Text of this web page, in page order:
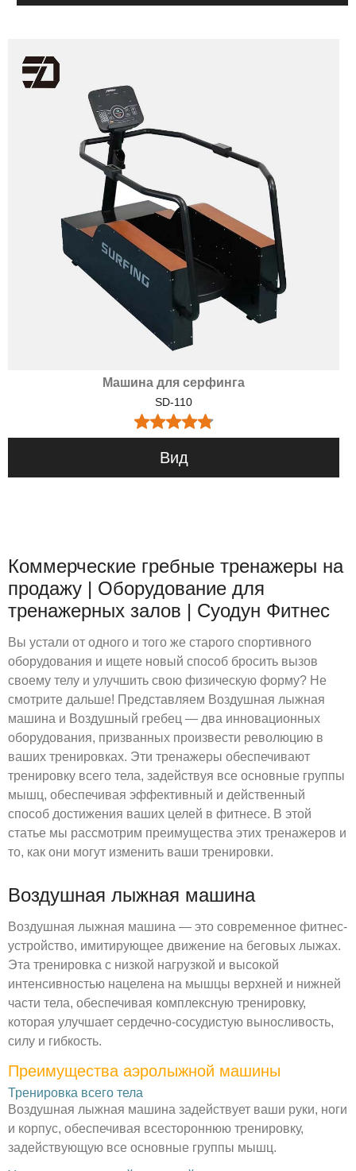
Машина для серфинга
SD-110
Вид
Коммерческие гребные тренажеры на
продажу | Оборудование для
тренажерных залов | Суодун Фитнес
Вы устали от одного и того же старого спортивного
оборудования и ищете новый способ бросить вызов
своему телу и улучшить свою физическую форму? Не
смотрите дальше! Представляем Воздушная лыжная
машина и Воздушный гребец — два инновационных
оборудования, призванных произвести революцию в
ваших тренировках. Эти тренажеры обеспечивают
тренировку всего тела, задействуя все основные группы
мышц, обеспечивая эффективный и действенный
способ достижения ваших целей в фитнесе. В этой
статье мы рассмотрим преимущества этих тренажеров и
то, как они могут изменить ваши тренировки.
Воздушная лыжная машина
Воздушная лыжная машина — это современное фитнес-
устройство, имитирующее движение на беговых лыжах.
Эта тренировка с низкой нагрузкой и высокой
интенсивностью нацелена на мышцы верхней и нижней
части тела, обеспечивая комплексную тренировку,
которая улучшает сердечно-сосудистую выносливость,
силу и гибкость.
Преимущества аэролыжной машины
Тренировка всего тела
Воздушная лыжная машина задействует ваши руки, ноги
и корпус, обеспечивая всестороннюю тренировку,
задействующую все основные группы мышц.